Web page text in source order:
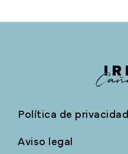
Política de privacidad
Aviso legal